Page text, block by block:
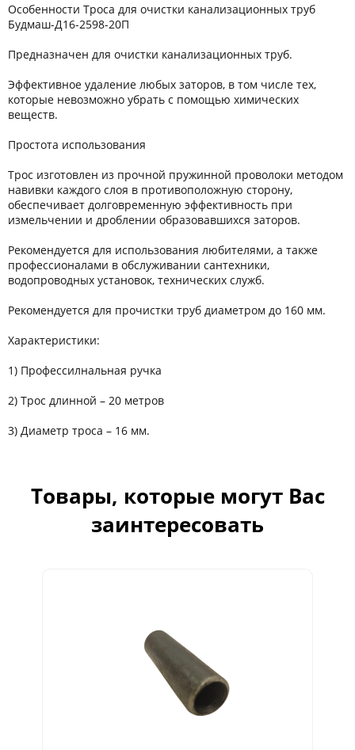
Особенности Троса для очистки канализационных труб
Будмаш-Д16-2598-20П
Предназначен для очистки канализационных труб.
Эффективное удаление любых заторов, в том числе тех,
которые невозможно убрать с помощью химических
веществ.
Простота использования
Трос изготовлен из прочной пружинной проволоки методом
навивки каждого слоя в противоположную сторону,
обеспечивает долговременную эффективность при
измельчении и дроблении образовавшихся заторов.
Рекомендуется для использования любителями, а также
профессионалами в обслуживании сантехники,
водопроводных установок, технических служб.
Рекомендуется для прочистки труб диаметром до 160 мм.
Характеристики:
1) Профессилнальная ручка
2) Трос длинной – 20 метров
3) Диаметр троса – 16 мм.
Товары, которые могут Вас
заинтересовать